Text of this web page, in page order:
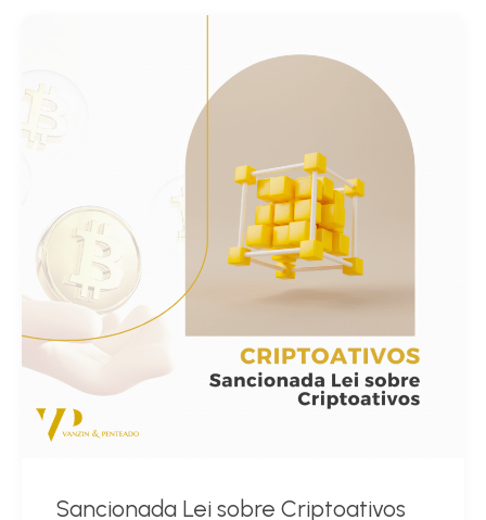
Sancionada Lei sobre Criptoativos